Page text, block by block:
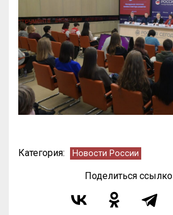
Категория: Новости России
Поделиться